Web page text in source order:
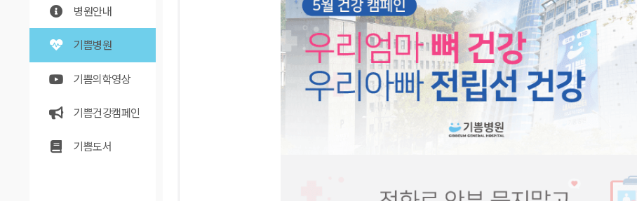
병원안내
기쁨병원
기쁨의학영상
기쁨건강캠페인
기쁨도서